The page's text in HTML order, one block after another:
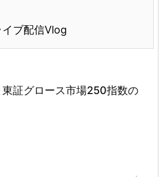
ブ配信Vlog
証グロース市場250指数の